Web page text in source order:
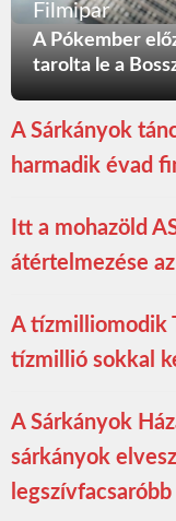
Filmipar
A Pókember
tarolta le a
A Sárkányok
harmadik évad
Itt a mohazöld
átértelmezése
A tízmilliomodik
tízmillió sokkal
A Sárkányok
sárkányok